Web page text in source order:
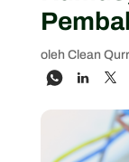
oleh Clean